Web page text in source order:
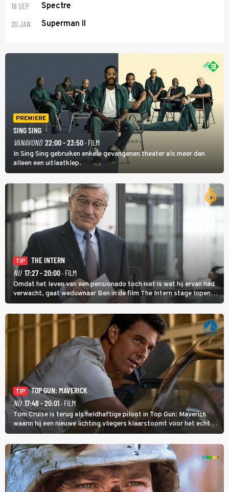
18 SEP Spectre
20 JAN Superman II
PREMIERE
SING SING
VANAVOND 22:00 - 23:50· FILM
In Sing Sing gebruiken enkele gevangenen theater als meer dan
alleen een uitlaatklep.
TIP
THE INTERN
NU 17:27 - 20:00· FILM
Omdat het leven van een pensionado toch niet is wat hij ervan had
verwacht, gaat weduwnaar Ben in de film The Intern stage lopen
bij de hippe webwinkel van Jules, wat een gouden zet blijkt te zijn.
TIP
TOP GUN: MAVERICK
NU 17:48 - 20:01· FILM
Tom Cruise is terug als heldhaftige piloot in Top Gun: Maverick
waarin hij een nieuwe lichting vliegers klaarstoomt voor het echte
werk.